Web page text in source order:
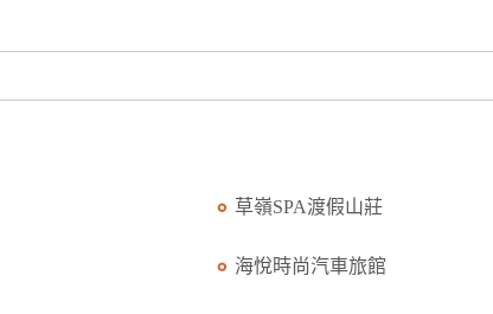
草嶺SPA渡假山莊
海悅時尚汽車旅館